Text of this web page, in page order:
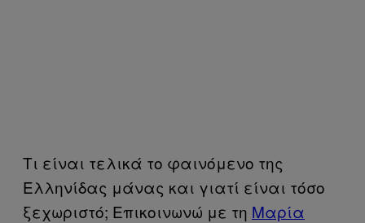
Τι είναι τελικά το φαινόμενο της
Ελληνίδας μάνας και γιατί είναι τόσο
ξεχωριστό; Επικοινωνώ με τη Μαρία